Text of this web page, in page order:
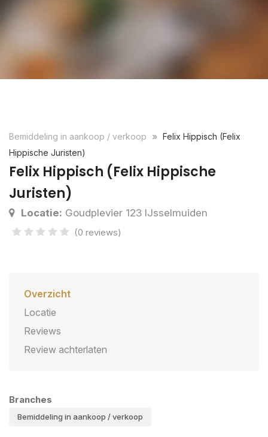
Bemiddeling in aankoop / verkoop
Felix Hippisch (Felix
Hippische Juristen)
Felix Hippisch (Felix Hippische
Juristen)
Locatie: Goudplevier 123 IJsselmuiden
(0 reviews)
Overzicht
Locatie
Reviews
Review achterlaten
Branches
Bemiddeling in aankoop / verkoop